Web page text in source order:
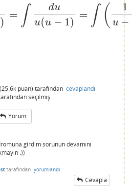
)
= ∫ du
u(u − 1)
= ∫ ( 1
u −
(25.6k puan) tarafından cevaplandı
seçilmiş
Yorum
girdim sorunun devamını
:))
tarafından yorumlandı
Cevapla